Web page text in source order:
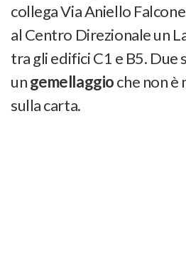
collega Via Aniello
al Centro Direzionale un
tra gli edifici C1 e B5. Due
ungemellaggioche non è
sulla carta.